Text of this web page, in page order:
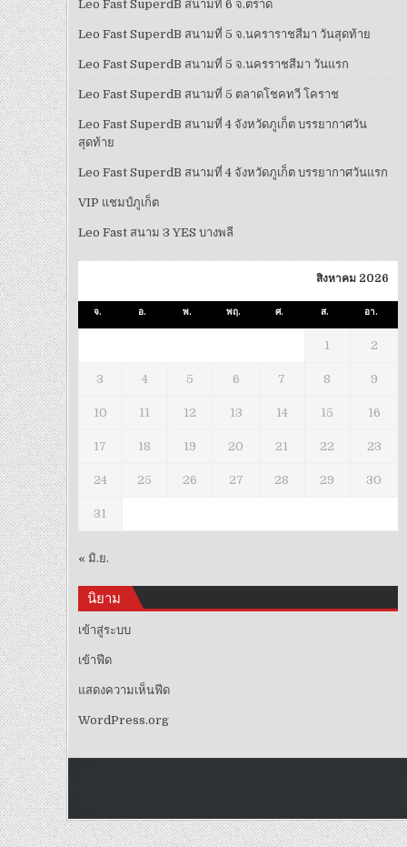
Leo Fast SuperdB สนามที่ 6 จ.ตราด
Leo Fast SuperdB สนามที่ 5 จ.นคราราชสีมา วันสุดท้าย
Leo Fast SuperdB สนามที่ 5 จ.นครราชสีมา วันแรก
Leo Fast SuperdB สนามที่ 5 ตลาดโชคทวี โคราช
Leo Fast SuperdB สนามที่ 4 จังหวัดภูเก็ต บรรยากาศวัน
สุดท้าย
Leo Fast SuperdB สนามที่ 4 จังหวัดภูเก็ต บรรยากาศวันแรก
VIP แชมป์ภูเก็ต
Leo Fast สนาม 3 YES บางพลี
สิงหาคม 2026
จ. อ. พ. พฤ. ศ. ส. อา.
1 2
3 4 5 6 7 8 9
10 11 12 13 14 15 16
17 18 19 20 21 22 23
24 25 26 27 28 29 30
31
« มิ.ย.
นิยาม
เข้าสู่ระบบ
เข้าฟีด
แสดงความเห็นฟีด
WordPress.org